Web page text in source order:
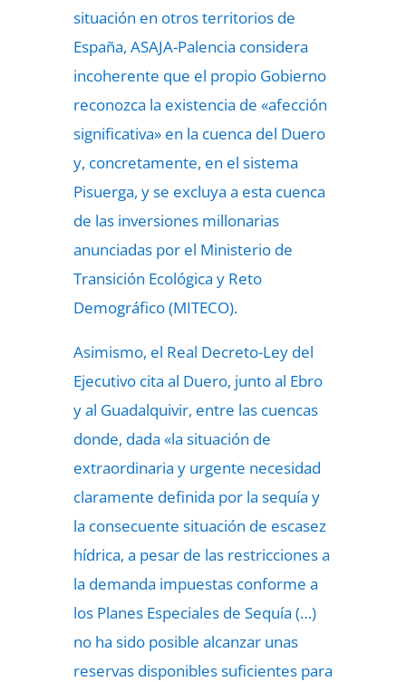
situación en otros territorios de
España, ASAJA-Palencia considera
incoherente que el propio Gobierno
reconozca la existencia de «afección
significativa» en la cuenca del Duero
y, concretamente, en el sistema
Pisuerga, y se excluya a esta cuenca
de las inversiones millonarias
anunciadas por el Ministerio de
Transición Ecológica y Reto
Demográfico (MITECO).
Asimismo, el Real Decreto-Ley del
Ejecutivo cita al Duero, junto al Ebro
y al Guadalquivir, entre las cuencas
donde, dada «la situación de
extraordinaria y urgente necesidad
claramente definida por la sequía y
la consecuente situación de escasez
hídrica, a pesar de las restricciones a
la demanda impuestas conforme a
los Planes Especiales de Sequía (…)
no ha sido posible alcanzar unas
reservas disponibles suficientes para